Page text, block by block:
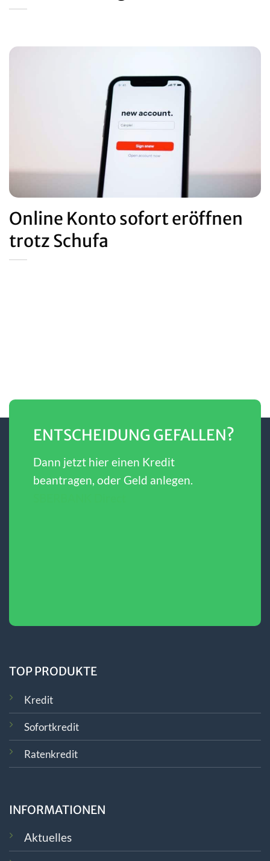
Online Konto sofort eröffnen
trotz Schufa
ENTSCHEIDUNG GEFALLEN?
Dann jetzt hier einen Kredit
beantragen, oder Geld anlegen.
TOP PRODUKTE
Kredit
Sofortkredit
Ratenkredit
INFORMATIONEN
Aktuelles